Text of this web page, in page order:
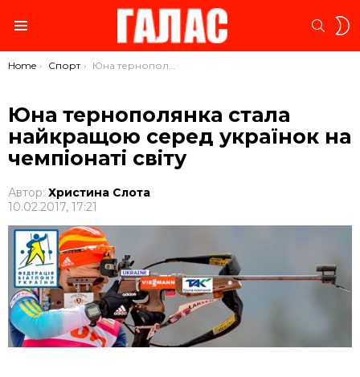
You are here:
Home Спорт Юна тернополянка стала найкращою серед українок на чемпіонаті світу
Юна тернополянка стала
найкращою серед українок на
чемпіонаті світу
Автор: Христина Слота
10.02.2017, 17:21